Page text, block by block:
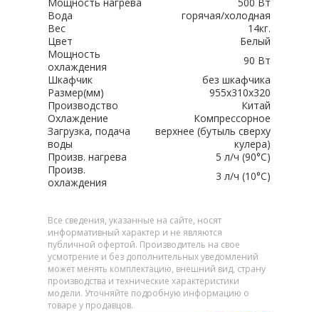
Вода
горячая/холодная
Вес
14кг.
Цвет
Белый
Мощность
охлаждения
90 Вт
Шкафчик
без шкафчика
Размер(мм)
955x310x320
Производство
Китай
Охлаждение
Компрессорное
Загрузка, подача
воды
верхнее (бутыль сверху
кулера)
Произв. нагрева
5 л/ч (90°C)
Произв.
охлаждения
3 л/ч (10°C)
Все сведения, указанные на сайте, носят
информативный характер и не являются
публичной офертой. Производитель на свое
усмотрение и без дополнительных уведомлений
может менять комплектацию, внешний вид, страну
производства и технические характеристики
модели. Уточняйте подробную информацию о
товаре у продавцов.